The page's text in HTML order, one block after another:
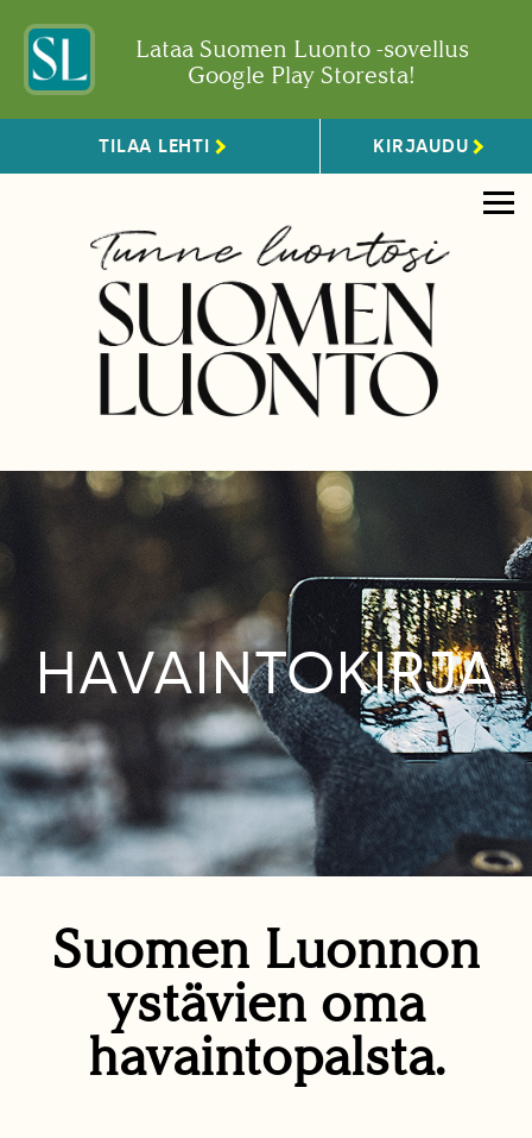
Lataa Suomen Luonto -sovellus
Google Play Storesta!
TILAA LEHTI KIRJAUDU
HAVAINTOKIRJA
Suomen Luonnon
ystävien oma
havaintopalsta.